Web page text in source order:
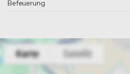
Befeuerung